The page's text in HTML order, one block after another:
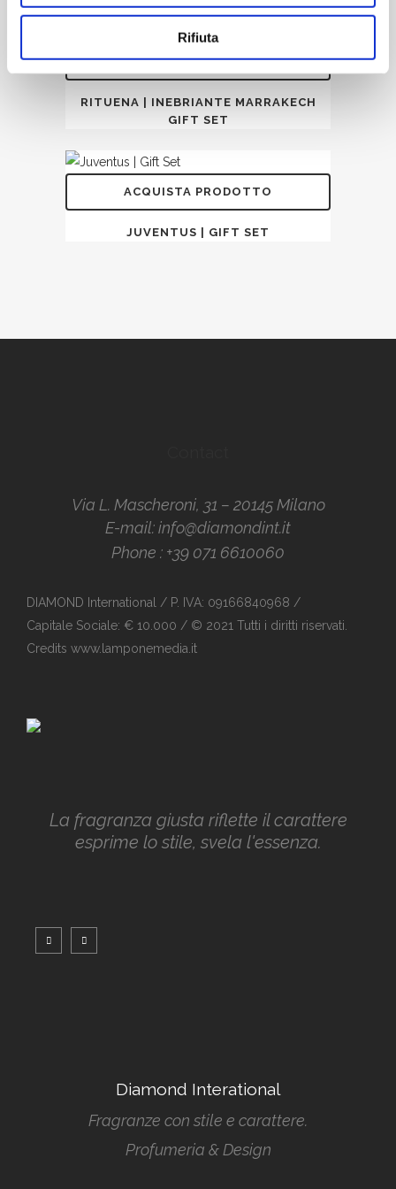
Rifiuta
ACQUISTA PRODOTTO
RITUENA | INEBRIANTE MARRAKECH
GIFT SET
ACQUISTA PRODOTTO
JUVENTUS | GIFT SET
Via L. Mascheroni, 31 – 20145 Milano
E-mail:info@diamondint.it
Phone : +39 071 6610060
DIAMOND International / P. IVA: 09166840968 /
Capitale Sociale: € 10.000 / © 2021 Tutti i diritti riservati.
Credits www.lamponemedia.it
La fragranza giusta riflette il carattere
esprime lo stile, svela l'essenza.
Diamond Interational
Fragranze con stile e carattere.
Profumeria & Design